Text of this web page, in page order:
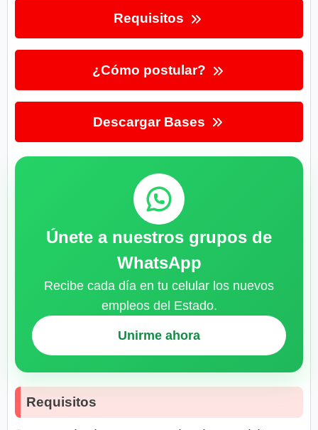
Requisitos
¿Cómo postular?
Descargar Bases
Únete a nuestros grupos de
WhatsApp
Recibe cada día en tu celular los nuevos
empleos del Estado.
Unirme ahora
Requisitos